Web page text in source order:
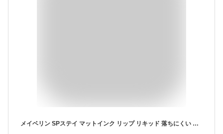
メイベリン SPステイ マットインク リップ リキッド 落ちにくい 高発色 マスク Maybelline 送料無料